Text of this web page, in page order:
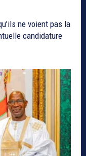
ne voient pas la
candidature